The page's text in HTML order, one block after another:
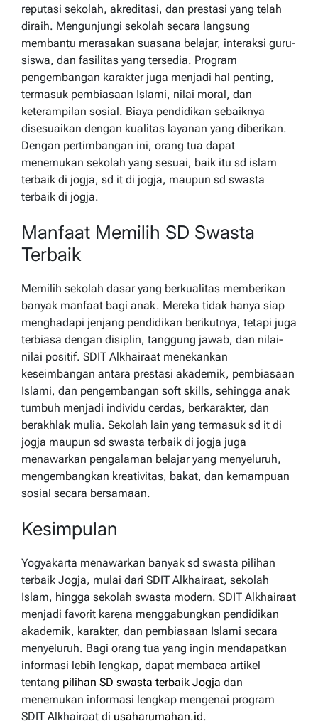
reputasi sekolah, akreditasi, dan prestasi yang telah
diraih. Mengunjungi sekolah secara langsung
membantu merasakan suasana belajar, interaksi guru-
siswa, dan fasilitas yang tersedia. Program
pengembangan karakter juga menjadi hal penting,
termasuk pembiasaan Islami, nilai moral, dan
keterampilan sosial. Biaya pendidikan sebaiknya
disesuaikan dengan kualitas layanan yang diberikan.
Dengan pertimbangan ini, orang tua dapat
menemukan sekolah yang sesuai, baik itu sd islam
terbaik di jogja, sd it di jogja, maupun sd swasta
terbaik di jogja.
Manfaat Memilih SD Swasta
Terbaik
Memilih sekolah dasar yang berkualitas memberikan
banyak manfaat bagi anak. Mereka tidak hanya siap
menghadapi jenjang pendidikan berikutnya, tetapi juga
terbiasa dengan disiplin, tanggung jawab, dan nilai-
nilai positif. SDIT Alkhairaat menekankan
keseimbangan antara prestasi akademik, pembiasaan
Islami, dan pengembangan soft skills, sehingga anak
tumbuh menjadi individu cerdas, berkarakter, dan
berakhlak mulia. Sekolah lain yang termasuk sd it di
jogja maupun sd swasta terbaik di jogja juga
menawarkan pengalaman belajar yang menyeluruh,
mengembangkan kreativitas, bakat, dan kemampuan
sosial secara bersamaan.
Kesimpulan
Yogyakarta menawarkan banyak sd swasta pilihan
terbaik Jogja, mulai dari SDIT Alkhairaat, sekolah
Islam, hingga sekolah swasta modern. SDIT Alkhairaat
menjadi favorit karena menggabungkan pendidikan
akademik, karakter, dan pembiasaan Islami secara
menyeluruh. Bagi orang tua yang ingin mendapatkan
informasi lebih lengkap, dapat membaca artikel
tentang pilihan SD swasta terbaik Jogja dan
menemukan informasi lengkap mengenai program
SDIT Alkhairaat di usaharumahan.id.